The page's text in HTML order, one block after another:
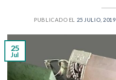
PUBLICADO EL 25 JULIO, 2019
25
Jul